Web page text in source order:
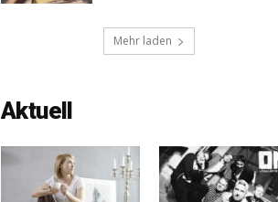
Mehr laden
Aktuell